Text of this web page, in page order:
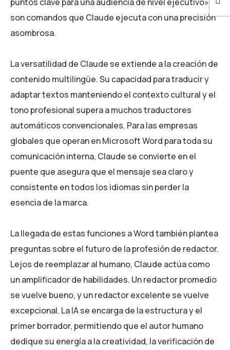
son comandos que Claude ejecuta con una precisión
asombrosa.
La versatilidad de Claude se extiende a la creación de
contenido multilingüe. Su capacidad para traducir y
adaptar textos manteniendo el contexto cultural y el
tono profesional supera a muchos traductores
automáticos convencionales. Para las empresas
globales que operan en Microsoft Word para toda su
comunicación interna, Claude se convierte en el
puente que asegura que el mensaje sea claro y
consistente en todos los idiomas sin perder la
esencia de la marca.
La llegada de estas funciones a Word también plantea
preguntas sobre el futuro de la profesión de redactor.
Lejos de reemplazar al humano, Claude actúa como
un amplificador de habilidades. Un redactor promedio
se vuelve bueno, y un redactor excelente se vuelve
excepcional. La IA se encarga de la estructura y el
primer borrador, permitiendo que el autor humano
dedique su energía a la creatividad, la verificación de